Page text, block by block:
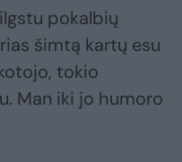
pokalbių
šimtą kartų esu
tokio
Man iki jo humoro